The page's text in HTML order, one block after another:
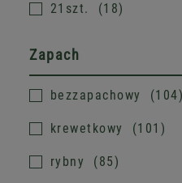
21szt. 18
Zapach
bezzapachowy 104
krewetkowy 101
rybny 85